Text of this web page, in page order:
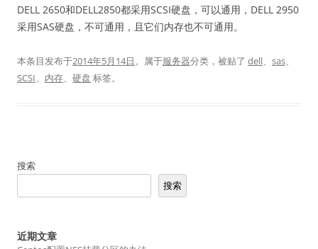
DELL 2650和DELL2850都采用SCSI硬盘，可以通用，DELL 2950
采用SAS硬盘，不可通用，且它们内存也不可通用。
本条目发布于2014年5月14日。属于服务器分类，被贴了 dell、 sas、
SCSI、 内存、 硬盘 标签。
搜索
搜索
近期文章